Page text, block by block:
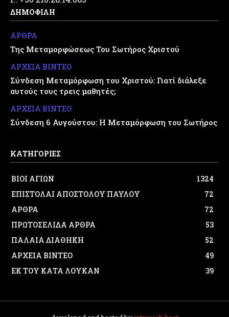
ΔΗΜΟΦΙΛΗ
ΑΡΘΡΑ
Της Μεταμορφώσεως Του Σωτήρος Χριστού
ΑΡΧΕΙΑ ΒΙΝΤΕΟ
Σύνδεση Μεταμόρφωση του Χριστού: Γιατί διάλεξε
αυτούς τους τρεις μαθητές;
ΑΡΧΕΙΑ ΒΙΝΤΕΟ
Σύνδεση 6 Αυγούστου: Η Μεταμόρφωση του Σωτήρος
ΚΑΤΗΓΟΡΙΕΣ
ΒΙΟΙ ΑΓΙΩΝ
1324
ΕΠΙΣΤΟΛΑΙ ΑΠΟΣΤΟΛΟΥ ΠΑΥΛΟΥ
72
ΑΡΘΡΑ
72
ΠΡΩΤΟΣΕΛΙΔΑ ΑΡΘΡΑ
53
ΠΑΛΑΙΑ ΔΙΑΘΗΚΗ
52
ΑΡΧΕΙΑ ΒΙΝΤΕΟ
49
ΕΚ ΤΟΥ ΚΑΤΑ ΛΟΥΚΑΝ
39